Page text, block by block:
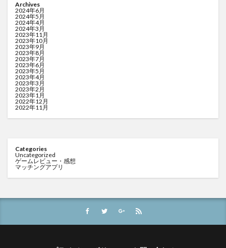
Archives
2024年6月
2024年5月
2024年4月
2024年3月
2023年11月
2023年10月
2023年9月
2023年8月
2023年7月
2023年6月
2023年5月
2023年4月
2023年3月
2023年2月
2023年1月
2022年12月
2022年11月
Categories
Uncategorized
ゲームレビュー・感想
マッチングアプリ